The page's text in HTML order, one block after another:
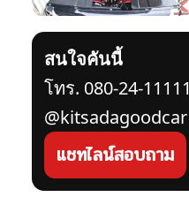
สนใจคันนี้
โทร. 080-24-11111
@kitsadagoodcar
แชทไลน์สอบถาม